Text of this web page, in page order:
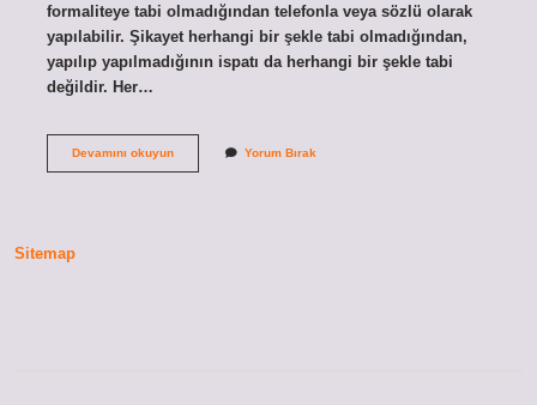
formaliteye tabi olmadığından telefonla veya sözlü olarak
yapılabilir. Şikayet herhangi bir şekle tabi olmadığından,
yapılıp yapılmadığının ispatı da herhangi bir şekle tabi
değildir. Her…
Devamını okuyunAyıplı
Yorum Bırak
Sitemap